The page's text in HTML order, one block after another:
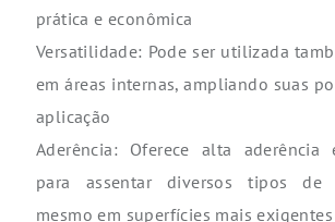
prática e econômica
Versatilidade: Pode ser utilizada
em áreas internas, ampliando suas
aplicação
Aderência: Oferece alta
para assentar diversos tipos de
mesmo em superfícies mais exigentes